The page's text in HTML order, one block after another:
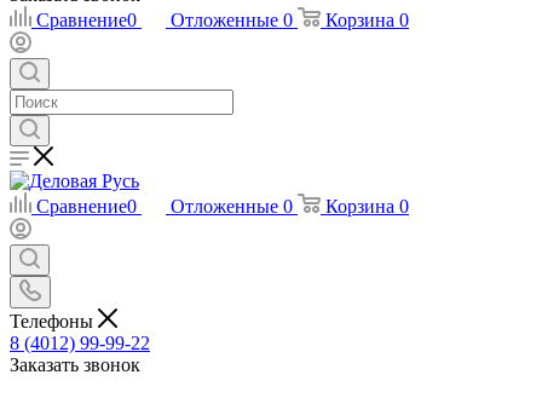
Сравнение0 Отложенные 0 Корзина 0
Сравнение0 Отложенные 0 Корзина 0
Телефоны
8 (4012) 99-99-22
Заказать звонок